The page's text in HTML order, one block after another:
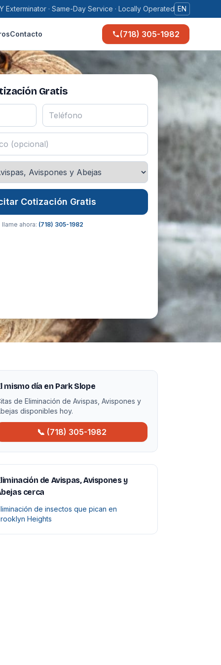
Exterminator · Same-Day Service · Locally Operated EN
Contacto (718) 305-1982
Gratis
Cotización Gratis
llame ahora: (718) 305-1982
mismo día en Park Slope
de Eliminación de Avispas, Avispones y
disponibles hoy.
📞 (718) 305-1982
de Avispas, Avispones y
cerca
de insectos que pican en
Heights